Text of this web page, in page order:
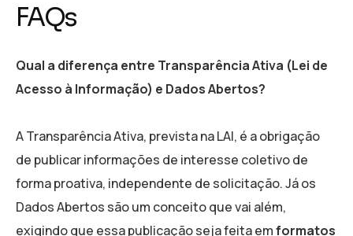
FAQs
Qual a diferença entre Transparência Ativa (Lei de
Acesso à Informação) e Dados Abertos?
A Transparência Ativa, prevista na LAI, é a obrigação
de publicar informações de interesse coletivo de
forma proativa, independente de solicitação. Já os
Dados Abertos são um conceito que vai além,
exigindo que essa publicação seja feita emformatos